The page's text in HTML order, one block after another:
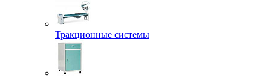
Тракционные системы